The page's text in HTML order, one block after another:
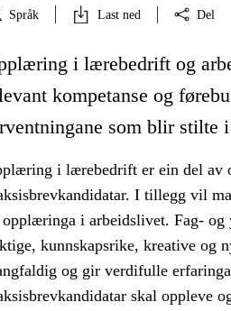
Språk Last ned Del
i lærebedrift og
kompetanse og
som blir stilte
i lærebedrift er ein del av
I tillegg vil
i arbeidslivet. Fag- og
kunnskapsrike, kreative og
og gir verdifulle
skal oppleve